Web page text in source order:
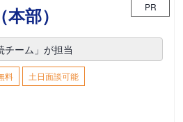
部） PR
チーム」が担当
料
土日面談可能